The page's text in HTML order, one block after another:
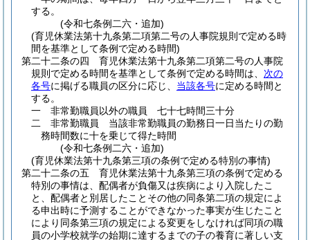
する。
(令和七条例二六・追加)
(育児休業法第十九条第二項第二号の人事院規則で定める時
間を基準として条例で定める時間)
第二十二条の四
育児休業法第十九条第二項第二号の人事院
規則で定める時間を基準として条例で定める時間は、 次の
各号に掲げる職員の区分に応じ、 当該各号に定める時間と
する。
一
非常勤職員以外の職員 七十七時間三十分
二
非常勤職員 当該非常勤職員の勤務日一日当たりの勤
務時間数に十を乗じて得た時間
(令和七条例二六・追加)
(育児休業法第十九条第三項の条例で定める特別の事情)
第二十二条の五
育児休業法第十九条第三項の条例で定める
特別の事情は、配偶者が負傷又は疾病により入院したこ
と、配偶者と別居したことその他の同条第二項の規定によ
る申出時に予測することができなかった事実が生じたこと
により同条第三項の規定による変更をしなければ同項の職
員の小学校就学の始期に達するまでの子の養育に著しい支